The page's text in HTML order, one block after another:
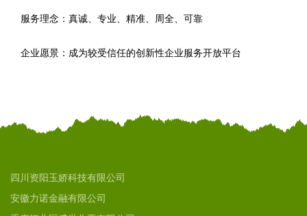
服务理念：真诚、专业、精准、周全、可靠
企业愿景：成为较受信任的创新性企业服务开放平台
四川资阳玉娇科技有限公司
安徽力诺金融有限公司